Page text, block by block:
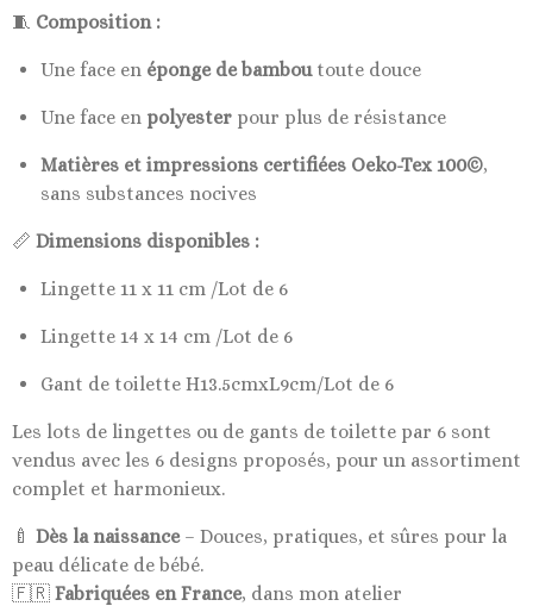
🧵 Composition :
Une face en éponge de bamboutoute douce
Une face en polyester pour plus de résistance
Matières et impressions certifiées Oeko-Tex 100©,
sans substances nocives
📏 Dimensions disponibles :
Lingette 11 x 11 cm /Lot de 6
Lingette 14 x 14 cm /Lot de 6
Gant de toilette H13.5cmxL9cm/Lot de 6
Les lots de lingettes ou de gants de toilette par 6 sont
vendus avec les 6 designs proposés, pour un assortiment
complet et harmonieux.
🍼 Dès la naissance– Douces, pratiques, et sûres pour la
peau délicate de bébé.
🇫🇷 Fabriquées en France, dans mon atelier